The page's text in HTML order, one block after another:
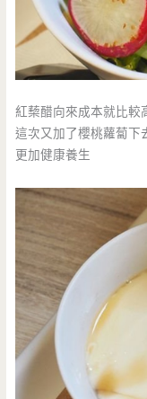
紅蔾醋向來成本就比較
這次又加了櫻桃蘿蔔下
更加健康養生